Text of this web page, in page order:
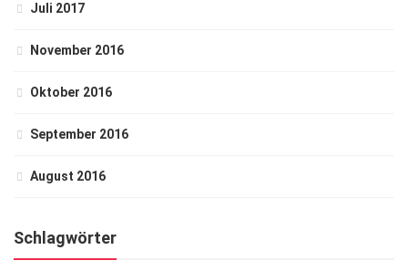
Juli 2017
November 2016
Oktober 2016
September 2016
August 2016
Schlagwörter